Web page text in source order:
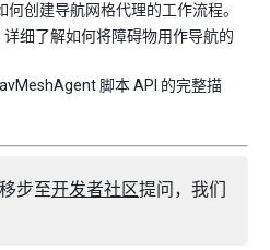
何创建导航网格代理的工作流程。
详细了解如何将障碍物用作导航的
脚本 API 的完整描
步至开发者社区提问，我们